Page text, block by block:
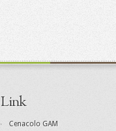
Link
Cenacolo GAM